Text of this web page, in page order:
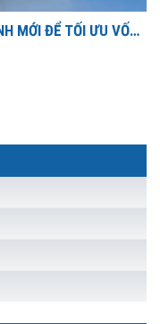
MỚI ĐỂ TỐI ƯU VỐN